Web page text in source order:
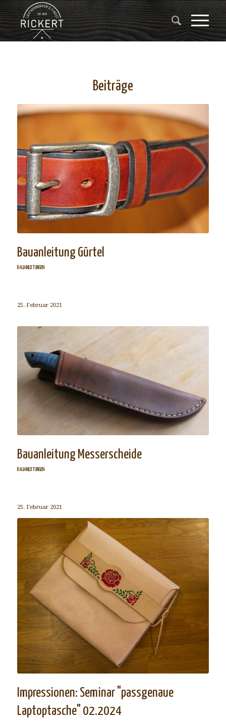
Beiträge
Bauanleitung Gürtel
BAUANLEITUNGEN
25. Februar 2021
Bauanleitung Messerscheide
BAUANLEITUNGEN
25. Februar 2021
Impressionen: Seminar "passgenaue
Laptoptasche" 02.2024